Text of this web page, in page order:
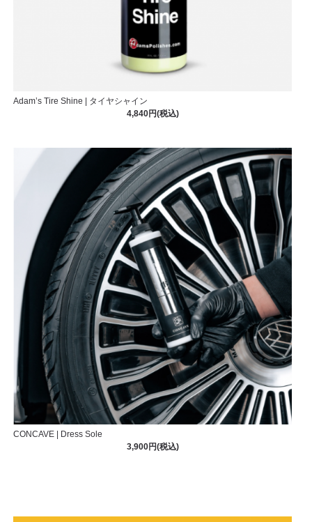
Adam’s Tire Shine | タイヤシャイン
4,840円(税込)
CONCAVE | Dress Sole
3,900円(税込)